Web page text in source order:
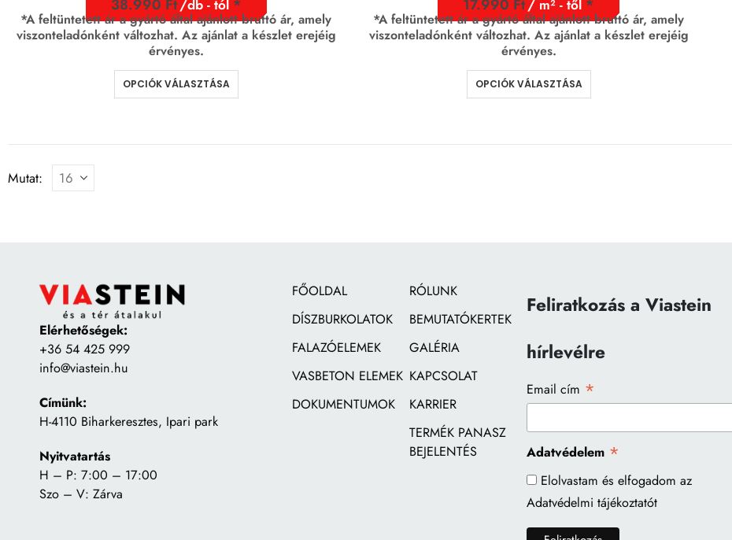
38.990 Ft/db - tól
*A feltüntetett ár a gyártó által ajánlott bruttó ár, amely
viszonteladónként változhat. Az ajánlat a készlet erejéig
érvényes.
OPCIÓK VÁLASZTÁSA
17.990 Ft/ m² - től
*A feltüntetett ár a gyártó által ajánlott bruttó ár, amely
viszonteladónként változhat. Az ajánlat a készlet erejéig
érvényes.
OPCIÓK VÁLASZTÁSA
Mutat:
Elérhetőségek:
+36 54 425 999
info@viastein.hu
Címünk:
H-4110 Biharkeresztes, Ipari park
Nyitvatartás
H – P: 7:00 – 17:00
Szo – V: Zárva
FŐOLDAL
DÍSZBURKOLATOK
FALAZÓELEMEK
VASBETON ELEMEK
DOKUMENTUMOK
RÓLUNK
BEMUTATÓKERTEK
GALÉRIA
KAPCSOLAT
KARRIER
TERMÉK PANASZ
BEJELENTÉS
Feliratkozás a Viastein
hírlevélre
Email cím *
Adatvédelem *
Elolvastam és elfogadom az
Adatvédelmi tájékoztatót